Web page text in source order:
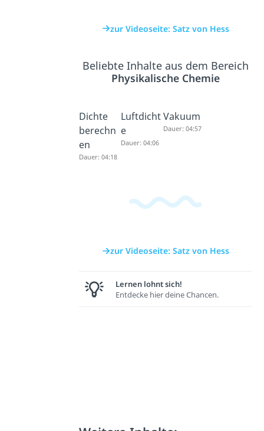
zur Videoseite: Satz von Hess
Beliebte Inhalte aus dem Bereich
Physikalische Chemie
Dichte
berechn
en
Dauer: 04:18
Luftdicht
e
Dauer: 04:06
Vakuum
Dauer: 04:57
zur Videoseite: Satz von Hess
Lernen lohnt sich!
Entdecke hier deine Chancen.